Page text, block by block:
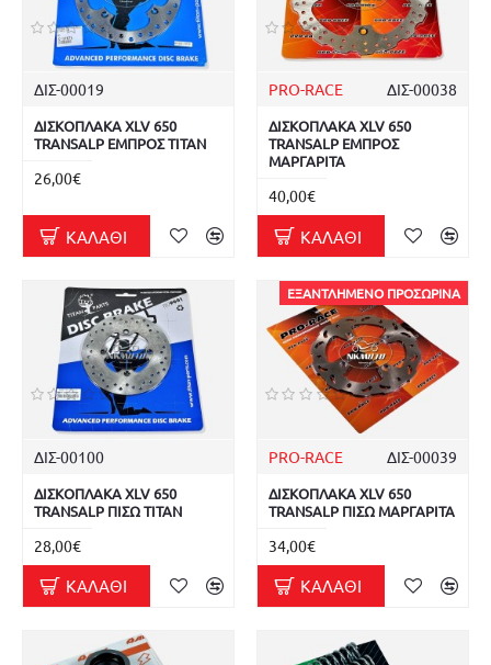
ΔΙΣ-00019
ΔΙΣΚΟΠΛΑΚΑ XLV 650
TRANSALP ΕΜΠΡΟΣ TITAN
26,00€
ΚΑΛΆΘΙ
PRO-RACE ΔΙΣ-00038
ΔΙΣΚΟΠΛΑΚΑ XLV 650
TRANSALP ΕΜΠΡΟΣ
ΜΑΡΓΑΡΙΤΑ
40,00€
ΚΑΛΆΘΙ
ΔΙΣ-00100
ΔΙΣΚΟΠΛΑΚΑ XLV 650
TRANSALP ΠΙΣΩ TITAN
28,00€
ΚΑΛΆΘΙ
ΕΞΑΝΤΛΗΜΈΝΟ ΠΡΟΣΩΡΙΝΆ
PRO-RACE ΔΙΣ-00039
ΔΙΣΚΟΠΛΑΚΑ XLV 650
TRANSALP ΠΙΣΩ ΜΑΡΓΑΡΙΤΑ
34,00€
ΚΑΛΆΘΙ